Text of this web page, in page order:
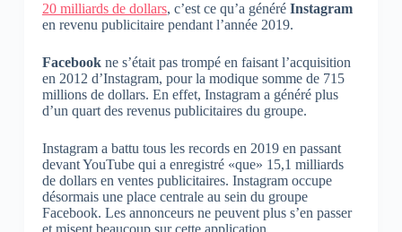
20 milliards de dollars, c’est ce qu’a généré Instagram
en revenu publicitaire pendant l’année 2019.
Facebookne s’était pas trompé en faisant l’acquisition
en 2012 d’Instagram, pour la modique somme de 715
millions de dollars. En effet, Instagram a généré plus
d’un quart des revenus publicitaires du groupe.
Instagram a battu tous les records en 2019 en passant
devant YouTube qui a enregistré «que» 15,1 milliards
de dollars en ventes publicitaires. Instagram occupe
désormais une place centrale au sein du groupe
Facebook. Les annonceurs ne peuvent plus s’en passer
et misent beaucoup sur cette application.